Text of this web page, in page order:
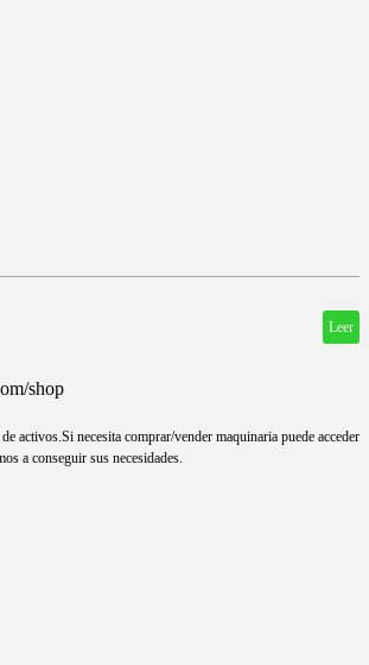
Leer
shop
activos.Si necesita comprar/vender maquinaria puede acceder
a conseguir sus necesidades.